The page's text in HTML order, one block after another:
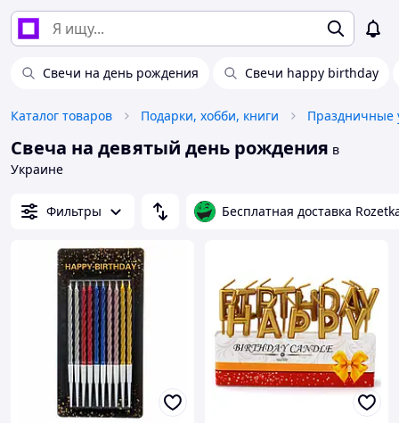
Свечи на день рождения Свечи happy birthday
Каталог товаров Подарки, хобби, книги Праздничные
Свеча на девятый день рождения в
Украине
Фильтры Бесплатная доставка